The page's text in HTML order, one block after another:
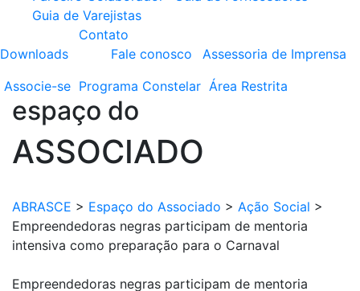
Guia de Varejistas
Downloads
Contato
Fale conosco
Assessoria de Imprensa
Associe-se Programa Constelar Área Restrita
espaço do
ASSOCIADO
ABRASCE > Espaço do Associado > Ação Social >
Empreendedoras negras participam de mentoria
intensiva como preparação para o Carnaval
Empreendedoras negras participam de mentoria